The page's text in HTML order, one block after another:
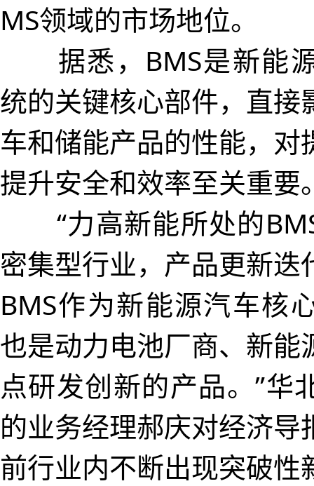
MS领域的市场地位。
据悉，BMS是新能
统的关键核心部件，直接
车和储能产品的性能，对
提升安全和效率至关重要
“力高新能所处的
密集型行业，产品更新迭
BMS作为新能源汽车核
也是动力电池厂商、新能
点研发创新的产品。”华
的业务经理郝庆对经济导
前行业内不断出现突破性